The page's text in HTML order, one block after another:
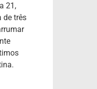
21,
de três